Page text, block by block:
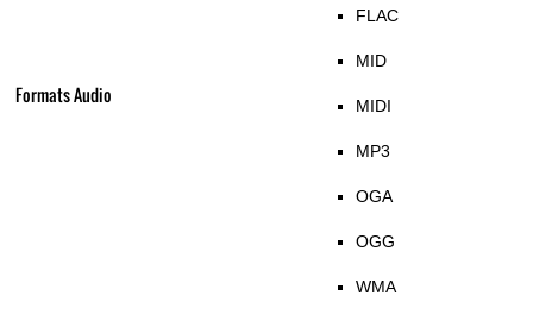
Formats Audio
FLAC
MID
MIDI
MP3
OGA
OGG
WMA